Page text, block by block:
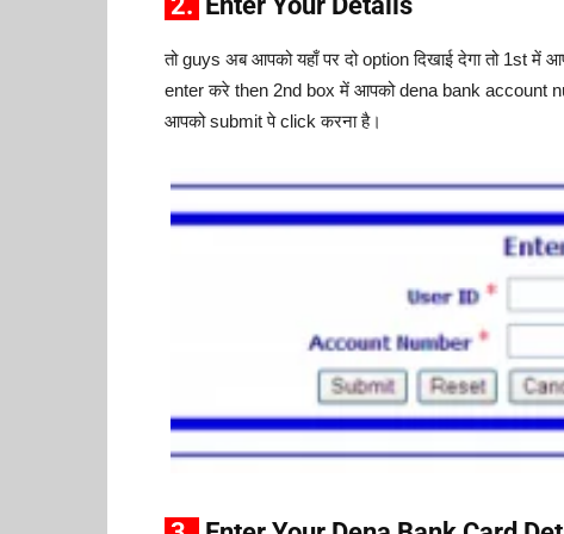
तो guys अब आपको यहाँ पर दो option दिखाई देगा तो 1st
enter करे then 2nd box में आपको dena bank account
आपको submit पे click करना है।